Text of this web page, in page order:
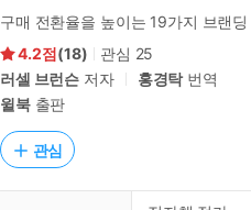
구매 전환율을 높이는 19가지 브랜
4.2
(18) 관심 25
러셀 브런슨 저자 홍경탁번역
윌북출판
관심